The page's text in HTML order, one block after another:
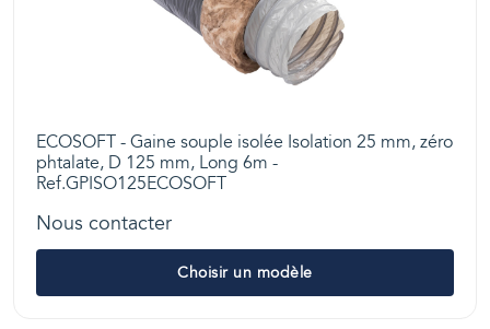
ECOSOFT - Gaine souple isolée Isolation 25 mm, zéro
phtalate, D 125 mm, Long 6m -
Ref.GPISO125ECOSOFT
Nous contacter
Choisir un modèle